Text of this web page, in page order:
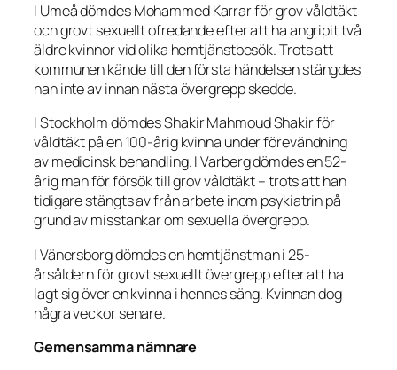
I Umeå dömdes Mohammed Karrar för grov våldtäkt
och grovt sexuellt ofredande efter att ha angripit två
äldre kvinnor vid olika hemtjänstbesök. Trots att
kommunen kände till den första händelsen stängdes
han inte av innan nästa övergrepp skedde.
I Stockholm dömdes Shakir Mahmoud Shakir för
våldtäkt på en 100-årig kvinna under förevändning
av medicinsk behandling. I Varberg dömdes en 52-
årig man för försök till grov våldtäkt – trots att han
tidigare stängts av från arbete inom psykiatrin på
grund av misstankar om sexuella övergrepp.
I Vänersborg dömdes en hemtjänstman i 25-
årsåldern för grovt sexuellt övergrepp efter att ha
lagt sig över en kvinna i hennes säng. Kvinnan dog
några veckor senare.
Gemensamma nämnare